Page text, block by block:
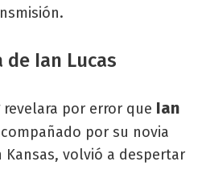
de Ian Lucas
revelara por error que Ian
por su novia
volvió a despertar